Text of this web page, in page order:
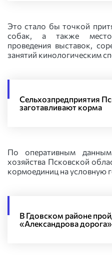
Это стало бы точкой
собак, а также
проведения выставок,
занятий кинологическим
Сельхозпредприятия
заготавливают корма
По оперативным данным
хозяйства Псковской
кормоединиц на условную
В Гдовском районе
«Александрова дорога»